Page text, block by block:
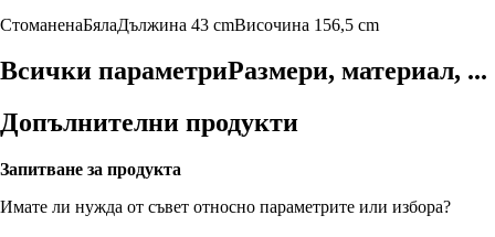
СтоманенаБялаДължина 43 cmВисочина 156,5 cm
Всички параметриРазмери, материал, ...
Допълнителни продукти
Запитване за продукта
Имате ли нужда от съвет относно параметрите или избора?